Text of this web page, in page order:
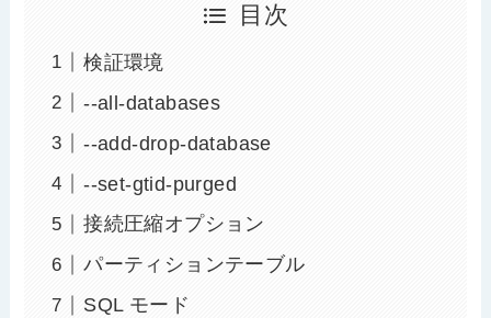
目次
検証環境
--all-databases
--add-drop-database
--set-gtid-purged
接続圧縮オプション
パーティションテーブル
SQL モード